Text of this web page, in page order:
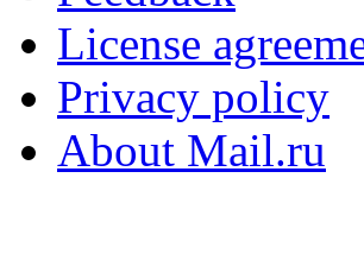
License
Privacy policy
About Mail.ru